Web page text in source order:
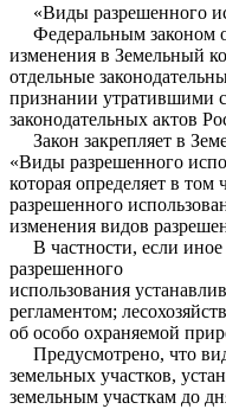
«Виды разрешенного
Федеральным законом
изменения в Земельный
отдельные
признании утратившими
законодательных актов
Закон закрепляет в
«Виды разрешенного
которая определяет в
разрешенного
изменения видов
В частности, если иное
разрешенного
использования
регламентом;
об особо охраняемой
Предусмотрено, что
земельных участков,
земельным участкам до